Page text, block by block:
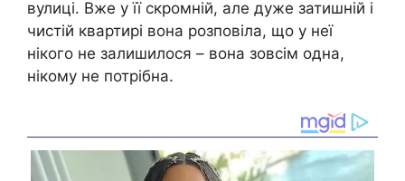
вулиці. Вже у її скромній, але дуже затишній і
чистій квартирі вона розповіла, що у неї
нікого не залишилося – вона зовсім одна,
нікому не потрібна.